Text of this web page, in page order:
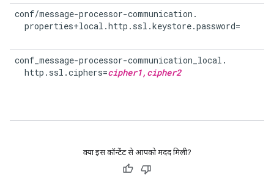
conf/message-processor-communication.
  properties+local.http.ssl.keystore.password=
conf_message-processor-communication_local.
  http.ssl.ciphers=
cipher1,cipher2
क्या इस कॉन्टेंट से आपको मदद मिली?